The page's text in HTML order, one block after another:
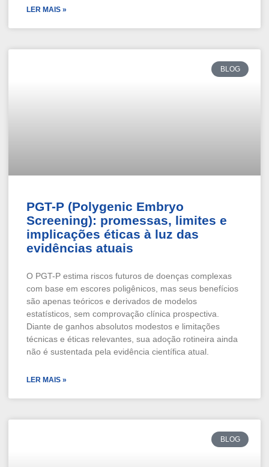
LER MAIS »
BLOG
PGT-P (Polygenic Embryo
Screening): promessas, limites e
implicações éticas à luz das
evidências atuais
O PGT-P estima riscos futuros de doenças complexas
com base em escores poligênicos, mas seus benefícios
são apenas teóricos e derivados de modelos
estatísticos, sem comprovação clínica prospectiva.
Diante de ganhos absolutos modestos e limitações
técnicas e éticas relevantes, sua adoção rotineira ainda
não é sustentada pela evidência científica atual.
LER MAIS »
BLOG